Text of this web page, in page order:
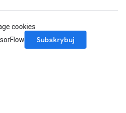
cookies
Subskrybuj